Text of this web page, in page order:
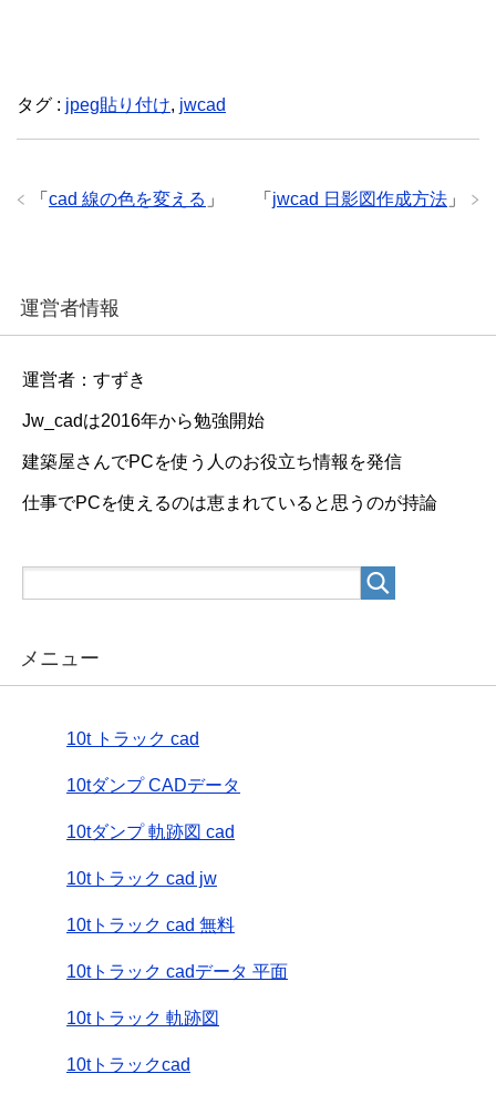
タグ : jpeg貼り付け, jwcad
「 jwcad 日影図作成方法 」
「 cad 線の色を変える 」
運営者情報
運営者：すずき
Jw_cadは2016年から勉強開始
建築屋さんでPCを使う人のお役立ち情報を発信
仕事でPCを使えるのは恵まれていると思うのが持論
メニュー
10t トラック cad
10tダンプ CADデータ
10tダンプ 軌跡図 cad
10tトラック cad jw
10tトラック cad 無料
10tトラック cadデータ 平面
10tトラック 軌跡図
10tトラックcad